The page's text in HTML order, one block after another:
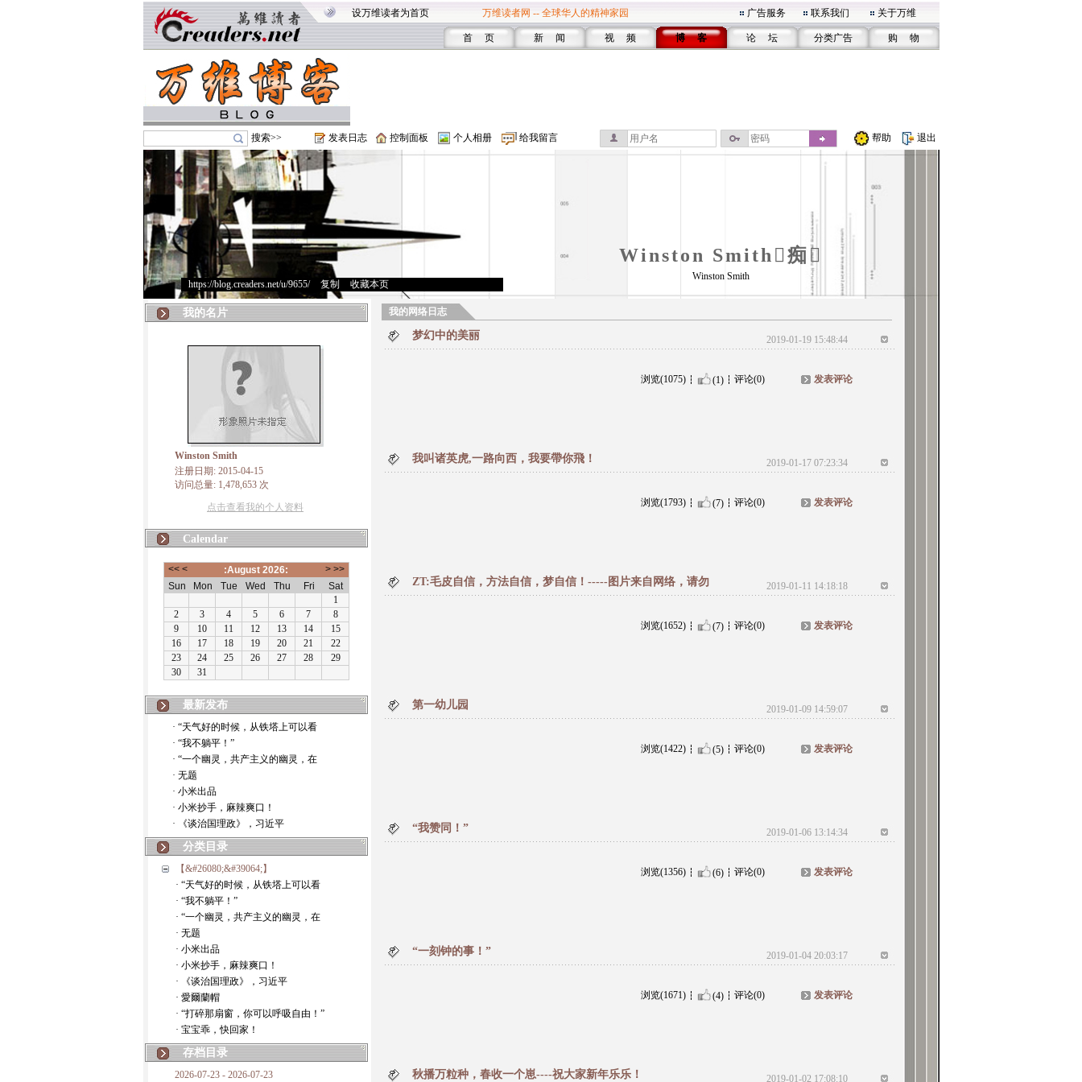
设万维读者为首页 万维读者网 -- 全球华人的精神家园 广告服务 联系我们 关于万维
首 页 新 闻 视 频 博 客 论 坛 分类广告 购 物
搜索>> 发表日志 控制面板 个人相册 给我留言 帮助 退出
Winston Smith痴
https://blog.creaders.net/u/9655/> 复制 收藏本页
Winston Smith
我的名片
Winston Smith
注册日期: 2015-04-15
访问总量: 1,478,653 次
点击查看我的个人资料
Calendar
最新发布
· “天气好的时候，从铁塔上可以看
· “我不躺平！”
· “一个幽灵，共产主义的幽灵，在
· 无题
· 小米出品
· 小米抄手，麻辣爽口！
· 《谈治国理政》，习近平
分类目录
【&#26080;&#39064;】
· “天气好的时候，从铁塔上可以看
· “我不躺平！”
· “一个幽灵，共产主义的幽灵，在
· 无题
· 小米出品
· 小米抄手，麻辣爽口！
· 《谈治国理政》，习近平
· 愛爾蘭帽
· “打碎那扇窗，你可以呼吸自由！”
· 宝宝乖，快回家！
存档目录
2026-07-23 - 2026-07-23
我的网络日志
梦幻中的美丽 2019-01-19 15:48:44
浏览(1075) (1) 评论(0) 发表评论
我叫诸英虎,一路向西，我要帶你飛！ 2019-01-17 07:23:34
浏览(1793) (7) 评论(0) 发表评论
ZT:毛皮自信，方法自信，梦自信！-----图片来自网络，请勿 2019-01-11 14:18:18
浏览(1652) (7) 评论(0) 发表评论
第一幼儿园 2019-01-09 14:59:07
浏览(1422) (5) 评论(0) 发表评论
“我赞同！” 2019-01-06 13:14:34
浏览(1356) (6) 评论(0) 发表评论
“一刻钟的事！” 2019-01-04 20:03:17
浏览(1671) (4) 评论(0) 发表评论
秋播万粒种，春收一个崽----祝大家新年乐乐！ 2019-01-02 17:08:10